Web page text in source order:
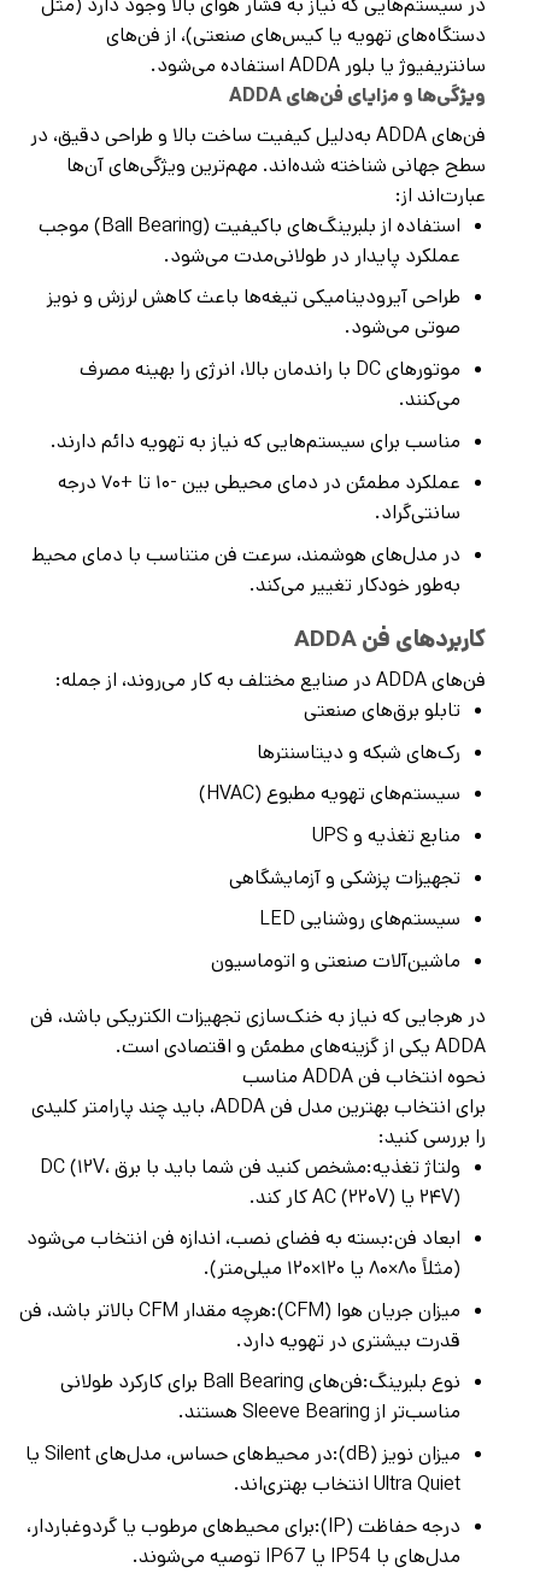
دستگاه‌های تهویه یا کیس‌های صنعتی)، از فن‌های
سانتریفیوژ یا بلور ADDA استفاده می‌شود.
ویژگی‌ها و مزایای فن‌های ADDA
فن‌های ADDA به‌دلیل کیفیت ساخت بالا و طراحی دقیق، در
سطح جهانی شناخته شده‌اند. مهم‌ترین ویژگی‌های آن‌ها
عبارت‌اند از:
استفاده از بلبرینگ‌های باکیفیت (Ball Bearing) موجب
عملکرد پایدار در طولانی‌مدت می‌شود.
طراحی آیرودینامیکی تیغه‌ها باعث کاهش لرزش و نویز
صوتی می‌شود.
موتورهای DC با راندمان بالا، انرژی را بهینه مصرف
می‌کنند.
مناسب برای سیستم‌هایی که نیاز به تهویه دائم دارند.
عملکرد مطمئن در دمای محیطی بین -۱۰ تا +۷۰ درجه
سانتی‌گراد.
در مدل‌های هوشمند، سرعت فن متناسب با دمای محیط
به‌طور خودکار تغییر می‌کند.
کاربردهای فن ADDA
فن‌های ADDA در صنایع مختلف به کار می‌روند، از جمله:
تابلو برق‌های صنعتی
رک‌های شبکه و دیتاسنترها
سیستم‌های تهویه مطبوع (HVAC)
منابع تغذیه و UPS
تجهیزات پزشکی و آزمایشگاهی
سیستم‌های روشنایی LED
ماشین‌آلات صنعتی و اتوماسیون
در هرجایی که نیاز به خنک‌سازی تجهیزات الکتریکی باشد، فن
ADDA یکی از گزینه‌های مطمئن و اقتصادی است.
نحوه انتخاب فن ADDA مناسب
برای انتخاب بهترین مدل فن ADDA، باید چند پارامتر کلیدی
را بررسی کنید:
ولتاژ تغذیه:مشخص کنید فن شما باید با برق DC (۱۲V،
۲۴V) یا AC (۲۲۰V) کار کند.
ابعاد فن:بسته به فضای نصب، اندازه فن انتخاب می‌شود
(مثلاً ۸۰×۸۰ یا ۱۲۰×۱۲۰ میلی‌متر).
میزان جریان هوا (CFM):هرچه مقدار CFM بالاتر باشد، فن
قدرت بیشتری در تهویه دارد.
نوع بلبرینگ:فن‌های Ball Bearing برای کارکرد طولانی
مناسب‌تر از Sleeve Bearing هستند.
میزان نویز (dB):در محیط‌های حساس، مدل‌های Silent یا
Ultra Quiet انتخاب بهتری‌اند.
درجه حفاظت (IP):برای محیط‌های مرطوب یا گردوغباردار،
مدل‌های با IP54 یا IP67 توصیه می‌شوند.